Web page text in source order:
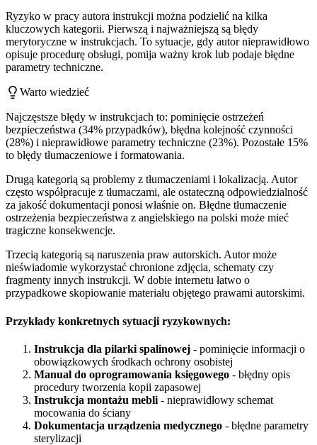
Ryzyko w pracy autora instrukcji można podzielić na kilka
kluczowych kategorii. Pierwszą i najważniejszą są błędy
merytoryczne w instrukcjach. To sytuacje, gdy autor nieprawidłowo
opisuje procedurę obsługi, pomija ważny krok lub podaje błędne
parametry techniczne.
Warto wiedzieć
Najczęstsze błędy w instrukcjach to: pominięcie ostrzeżeń
bezpieczeństwa (34% przypadków), błędna kolejność czynności
(28%) i nieprawidłowe parametry techniczne (23%). Pozostałe 15%
to błędy tłumaczeniowe i formatowania.
Drugą kategorią są problemy z tłumaczeniami i lokalizacją. Autor
często współpracuje z tłumaczami, ale ostateczną odpowiedzialność
za jakość dokumentacji ponosi właśnie on. Błędne tłumaczenie
ostrzeżenia bezpieczeństwa z angielskiego na polski może mieć
tragiczne konsekwencje.
Trzecią kategorią są naruszenia praw autorskich. Autor może
nieświadomie wykorzystać chronione zdjęcia, schematy czy
fragmenty innych instrukcji. W dobie internetu łatwo o
przypadkowe skopiowanie materiału objętego prawami autorskimi.
Przykłady konkretnych sytuacji ryzykownych:
Instrukcja dla pilarki spalinowej - pominięcie informacji o
obowiązkowych środkach ochrony osobistej
Manual do oprogramowania księgowego - błędny opis
procedury tworzenia kopii zapasowej
Instrukcja montażu mebli - nieprawidłowy schemat
mocowania do ściany
Dokumentacja urządzenia medycznego - błędne parametry
sterylizacji